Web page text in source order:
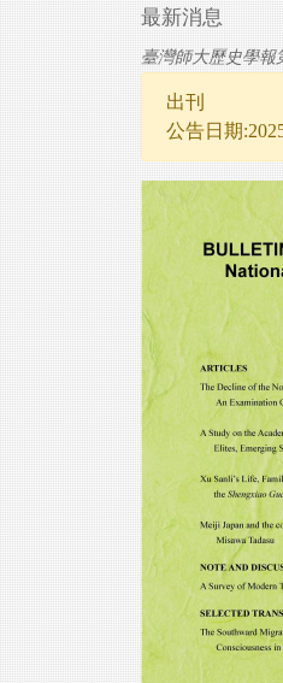
最新消息
臺灣師大歷史學報
出刊
公告日期